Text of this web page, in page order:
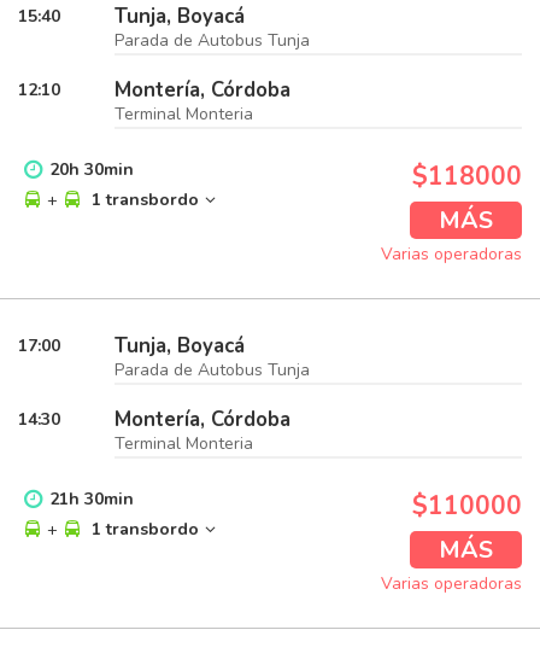
15:40 Tunja, Boyacá
Parada de Autobus Tunja
12:10 Montería, Córdoba
Terminal Monteria
20h 30min
+
1 transbordo
$118000
MÁS
Varias operadoras
17:00 Tunja, Boyacá
Parada de Autobus Tunja
14:30 Montería, Córdoba
Terminal Monteria
21h 30min
+
1 transbordo
$110000
MÁS
Varias operadoras